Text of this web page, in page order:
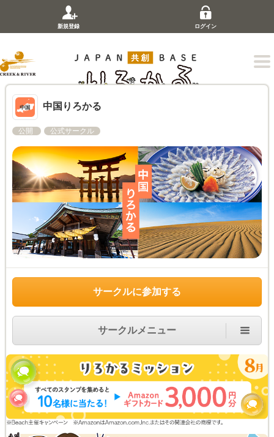
新規登録 ログイン
中国りろかる
公開 公式サークル
サークルに参加する
サークルメニュー